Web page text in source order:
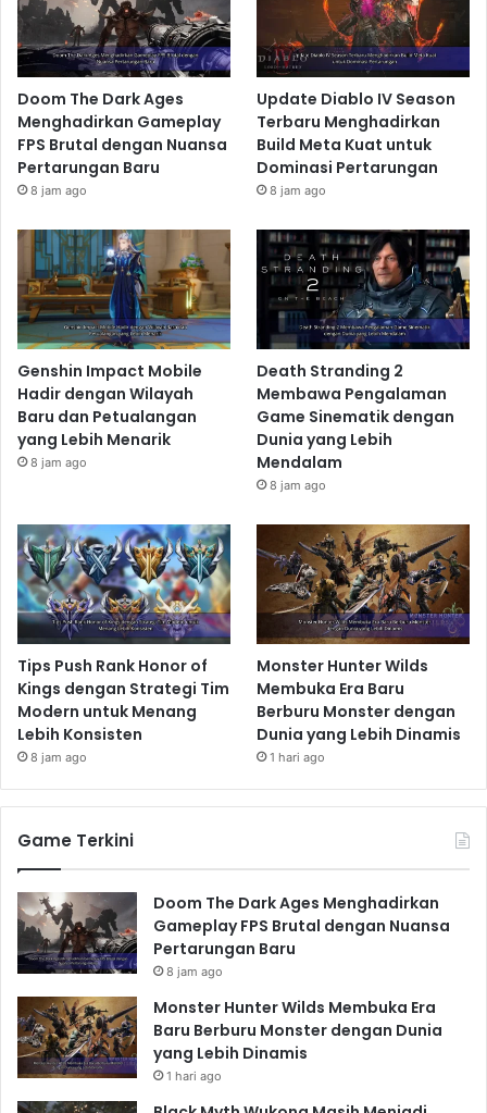
Doom The Dark Ages
Menghadirkan Gameplay
FPS Brutal dengan Nuansa
Pertarungan Baru
8 jam ago
Update Diablo IV Season
Terbaru Menghadirkan
Build Meta Kuat untuk
Dominasi Pertarungan
8 jam ago
Genshin Impact Mobile
Hadir dengan Wilayah
Baru dan Petualangan
yang Lebih Menarik
8 jam ago
Death Stranding 2
Membawa Pengalaman
Game Sinematik dengan
Dunia yang Lebih
Mendalam
8 jam ago
Tips Push Rank Honor of
Kings dengan Strategi Tim
Modern untuk Menang
Lebih Konsisten
8 jam ago
Monster Hunter Wilds
Membuka Era Baru
Berburu Monster dengan
Dunia yang Lebih Dinamis
1 hari ago
Game Terkini
Doom The Dark Ages Menghadirkan
Gameplay FPS Brutal dengan Nuansa
Pertarungan Baru
8 jam ago
Monster Hunter Wilds Membuka Era
Baru Berburu Monster dengan Dunia
yang Lebih Dinamis
1 hari ago